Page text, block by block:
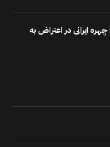
احضار نزدیک به ۱۰۰ چهره ایرانی در اعتراض به